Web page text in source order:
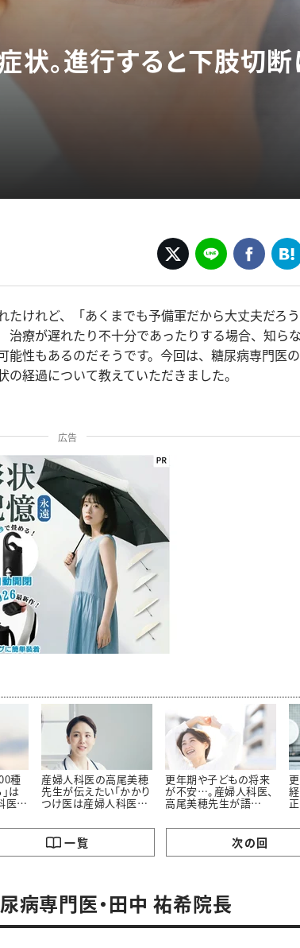
状。進行すると下肢切
たけれど、「あくまでも予備軍だから大丈夫だろ
療が遅れたり不十分であったりする場合、知ら
能性もあるのだそうです。今回は、糖尿病専門医
経過について教えていただきました。
広告
種
は
医高
産婦人科医の高尾美穂
先生が伝えたい「かかり
つけ医は産婦人科医が
更年期や子どもの将来
が不安…。産婦人科医、
高尾美穂先生が語
生きるコツ”
一覧 次の回
病専門医・田中 祐希院長